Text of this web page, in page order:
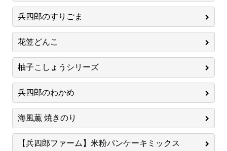
兵四郎のすりごま
花笠どんこ
柚子こしょうシリーズ
兵四郎のわかめ
海風薫 焼きのり
【兵四郎ファーム】米粉パンケーキミックス